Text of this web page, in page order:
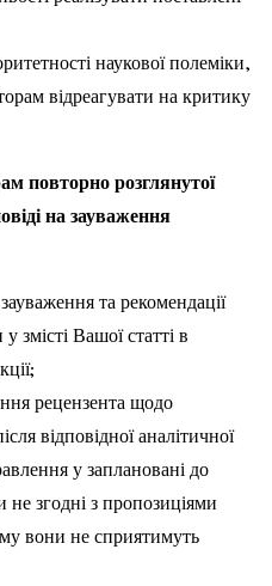
наукової полеміки,
відреагувати на критику
повторно розглянутої
на зауваження
та рекомендації
змісті Вашої статті в
рецензента щодо
відповідної аналітичної
у заплановані до
згодні з пропозиціями
вони не сприятимуть